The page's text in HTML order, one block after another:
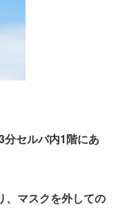
セルバ内1階にあ
、マスクを外しての